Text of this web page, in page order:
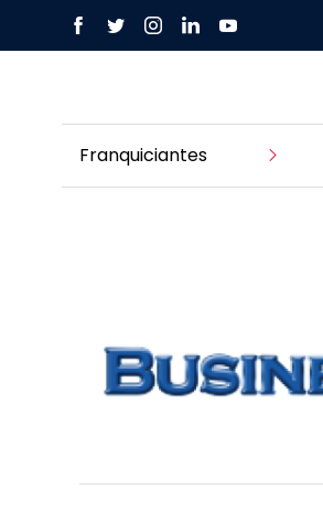
Franquiciantes